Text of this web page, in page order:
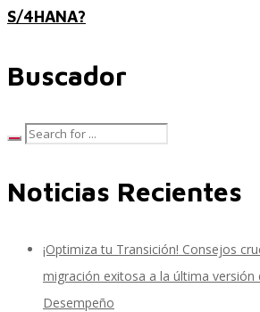
Soluciones de
S/4HANA?
Buscador
Noticias Recientes
¡Optimiza tu Transición! Consejos
migración exitosa a la última versión
Desempeño